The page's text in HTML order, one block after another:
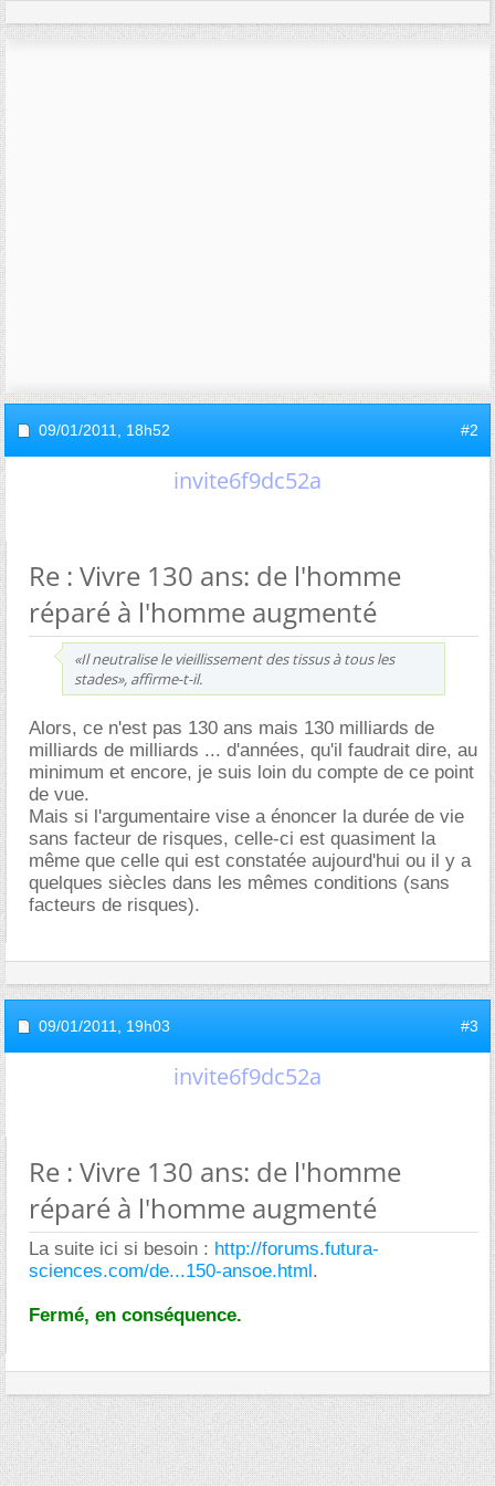
09/01/2011, 18h52 #2
invite6f9dc52a
Re : Vivre 130 ans: de l'homme
réparé à l'homme augmenté
«Il neutralise le vieillissement des tissus à tous les
stades», affirme-t-il.
Alors, ce n'est pas 130 ans mais 130 milliards de
milliards de milliards ... d'années, qu'il faudrait dire, au
minimum et encore, je suis loin du compte de ce point
de vue.
Mais si l'argumentaire vise a énoncer la durée de vie
sans facteur de risques, celle-ci est quasiment la
même que celle qui est constatée aujourd'hui ou il y a
quelques siècles dans les mêmes conditions (sans
facteurs de risques).
09/01/2011, 19h03 #3
invite6f9dc52a
Re : Vivre 130 ans: de l'homme
réparé à l'homme augmenté
La suite ici si besoin : http://forums.futura-
sciences.com/de...150-ansoe.html.
Fermé, en conséquence.